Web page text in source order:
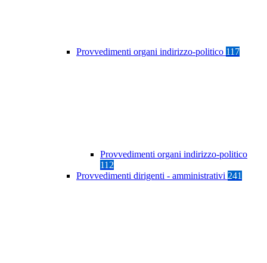
Provvedimenti organi indirizzo-politico 117
Provvedimenti organi indirizzo-politico
112
Provvedimenti dirigenti - amministrativi 241